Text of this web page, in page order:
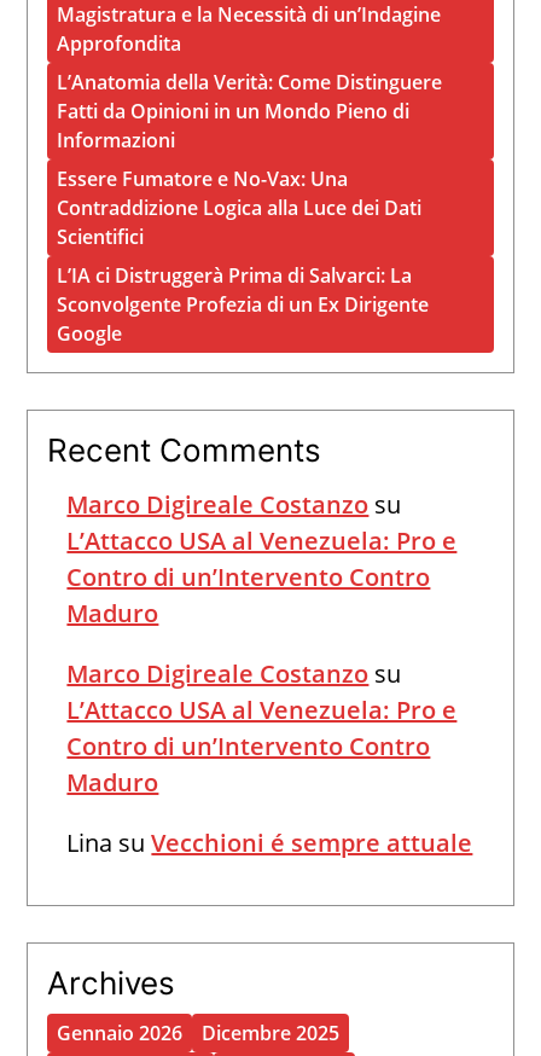
Magistratura e la Necessità di un’Indagine
Approfondita
L’Anatomia della Verità: Come Distinguere
Fatti da Opinioni in un Mondo Pieno di
Informazioni
Essere Fumatore e No-Vax: Una
Contraddizione Logica alla Luce dei Dati
Scientifici
L’IA ci Distruggerà Prima di Salvarci: La
Sconvolgente Profezia di un Ex Dirigente
Google
Recent Comments
Marco Digireale Costanzo su
L’Attacco USA al Venezuela: Pro e
Contro di un’Intervento Contro
Maduro
Marco Digireale Costanzo su
L’Attacco USA al Venezuela: Pro e
Contro di un’Intervento Contro
Maduro
Lina suVecchioni é sempre attuale
Archives
Gennaio 2026
Dicembre 2025